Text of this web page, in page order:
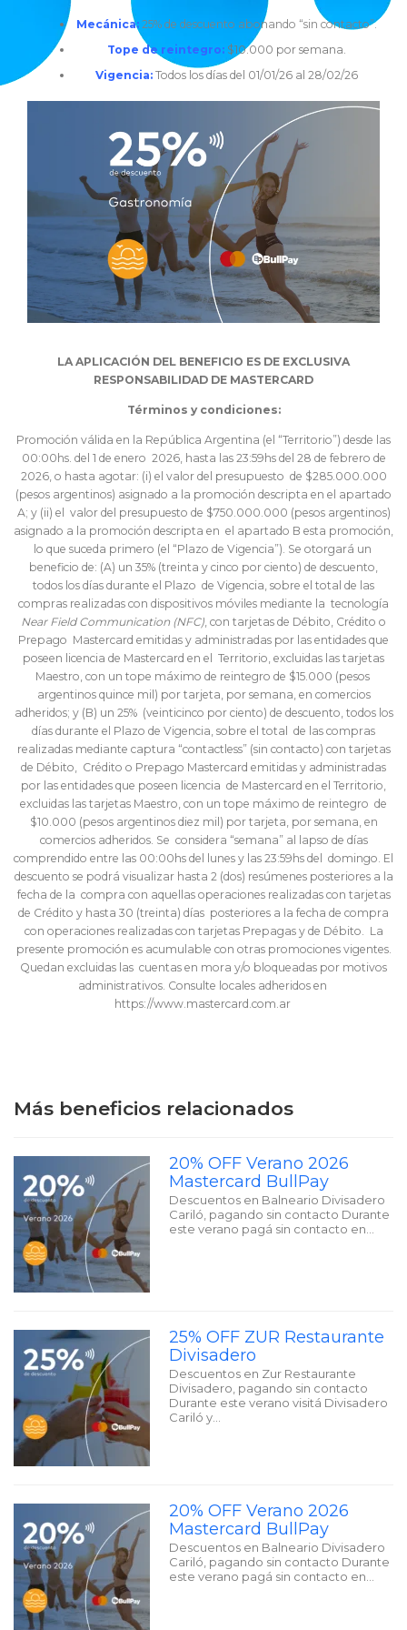
Mecánica: 25% de descuento abonando “sin contacto”.
Tope de reintegro: $10.000 por semana.
Vigencia: Todos los días del 01/01/26 al 28/02/26
LA APLICACIÓN DEL BENEFICIO ES DE EXCLUSIVA
RESPONSABILIDAD DE MASTERCARD
Términos y condiciones:
Promoción válida en la República Argentina (el “Territorio”) desde las
00:00hs. del 1 de enero 2026, hasta las 23:59hs del 28 de febrero de
2026, o hasta agotar: (i) el valor del presupuesto de $285.000.000
(pesos argentinos) asignado a la promoción descripta en el apartado
A; y (ii) el valor del presupuesto de $750.000.000 (pesos argentinos)
asignado a la promoción descripta en el apartado B esta promoción,
lo que suceda primero (el “Plazo de Vigencia”). Se otorgará un
beneficio de: (A) un 35% (treinta y cinco por ciento) de descuento,
todos los días durante el Plazo de Vigencia, sobre el total de las
compras realizadas con dispositivos móviles mediante la tecnología
Near Field Communication (NFC), con tarjetas de Débito, Crédito o
Prepago Mastercard emitidas y administradas por las entidades que
poseen licencia de Mastercard en el Territorio, excluidas las tarjetas
Maestro, con un tope máximo de reintegro de $15.000 (pesos
argentinos quince mil) por tarjeta, por semana, en comercios
adheridos; y (B) un 25% (veinticinco por ciento) de descuento, todos los
días durante el Plazo de Vigencia, sobre el total de las compras
realizadas mediante captura “contactless” (sin contacto) con tarjetas
de Débito, Crédito o Prepago Mastercard emitidas y administradas
por las entidades que poseen licencia de Mastercard en el Territorio,
excluidas las tarjetas Maestro, con un tope máximo de reintegro de
$10.000 (pesos argentinos diez mil) por tarjeta, por semana, en
comercios adheridos. Se considera “semana” al lapso de días
comprendido entre las 00:00hs del lunes y las 23:59hs del domingo. El
descuento se podrá visualizar hasta 2 (dos) resúmenes posteriores a la
fecha de la compra con aquellas operaciones realizadas con tarjetas
de Crédito y hasta 30 (treinta) días posteriores a la fecha de compra
con operaciones realizadas con tarjetas Prepagas y de Débito. La
presente promoción es acumulable con otras promociones vigentes.
Quedan excluidas las cuentas en mora y/o bloqueadas por motivos
administrativos. Consulte locales adheridos en
https://www.mastercard.com.ar
Más beneficios relacionados
20% OFF Verano 2026
Mastercard BullPay
Descuentos en Balneario Divisadero
Cariló, pagando sin contacto Durante
este verano pagá sin contacto en…
25% OFF ZUR Restaurante
Divisadero
Descuentos en Zur Restaurante
Divisadero, pagando sin contacto
Durante este verano visitá Divisadero
Cariló y…
20% OFF Verano 2026
Mastercard BullPay
Descuentos en Balneario Divisadero
Cariló, pagando sin contacto Durante
este verano pagá sin contacto en…